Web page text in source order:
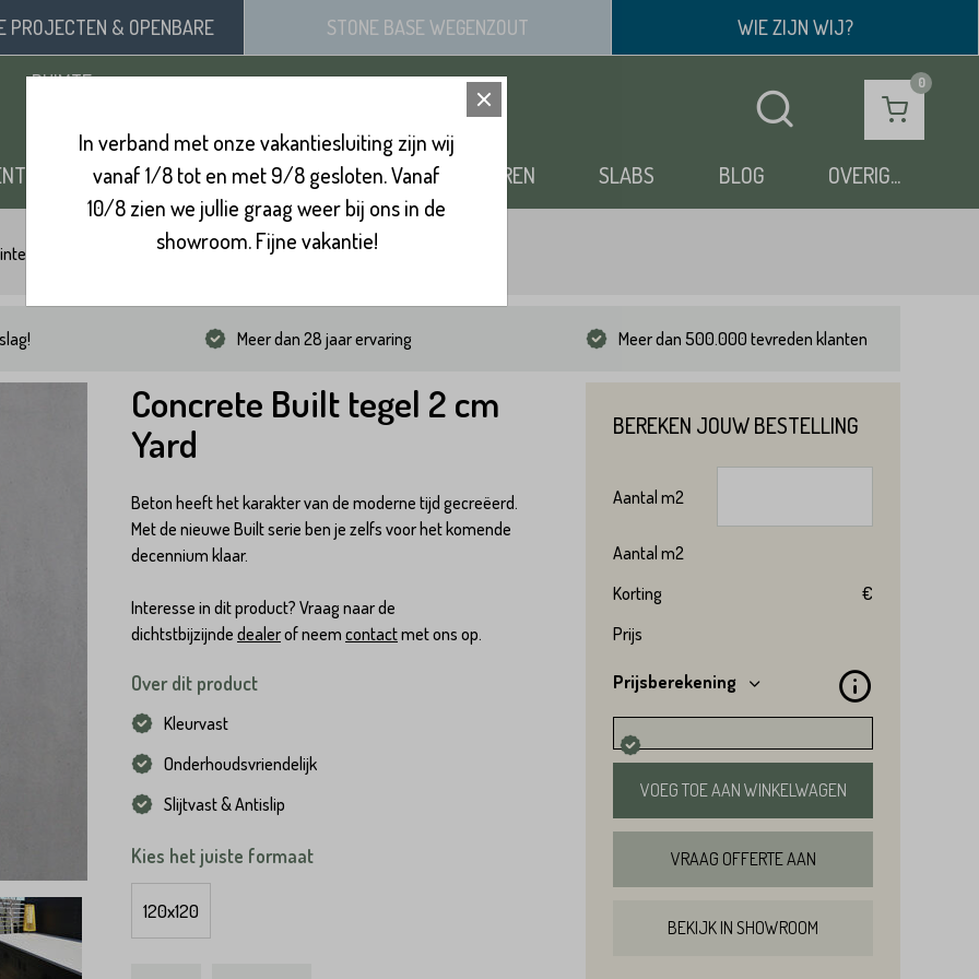
PROJECTEN & OPENBARE
RUIMTE
STONE BASE WEGENZOUT WIE ZIJN WIJ?
ZAND, SIERGRIND & SPLIT BINNENVLOEREN SLABS BLOG OVERIG...
90x90 Concrete Built tegel 2 cm Yard
Meer dan 28 jaar ervaring Meer dan 500.000 tevreden klanten
Concrete Built tegel 2 cm
Yard
Beton heeft het karakter van de moderne tijd gecreëerd.
Met de nieuwe Built serie ben je zelfs voor het komende
decennium klaar.
Interesse in dit product? Vraag naar de
dichtstbijzijnde dealerof neem contactmet ons op.
Over dit product
Kleurvast
Onderhoudsvriendelijk
Slijtvast & Antislip
Kies het juiste formaat
120x120
BEREKEN JOUW BESTELLING
Aantal m2
Aantal m2
Korting
€
Prijs
Prijsberekening
VOEG TOE AAN WINKELWAGEN
VRAAG OFFERTE AAN
BEKIJK IN SHOWROOM
In verband met onze vakantiesluiting zijn wij
vanaf 1/8 tot en met 9/8 gesloten. Vanaf
10/8 zien we jullie graag weer bij ons in de
showroom. Fijne vakantie!